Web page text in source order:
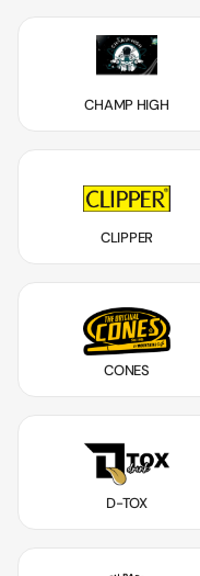
CHAMP HIGH
CLIPPER
CONES
D-TOX